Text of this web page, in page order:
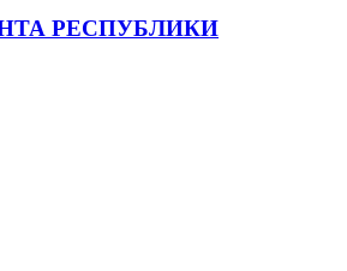
РЕСПУБЛИКИ